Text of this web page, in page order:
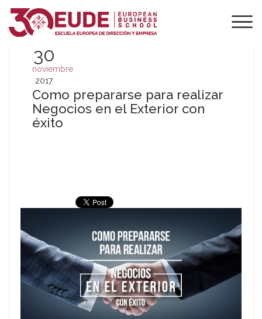
30
noviembre
2017
Como prepararse para realizar
Negocios en el Exterior con
éxito